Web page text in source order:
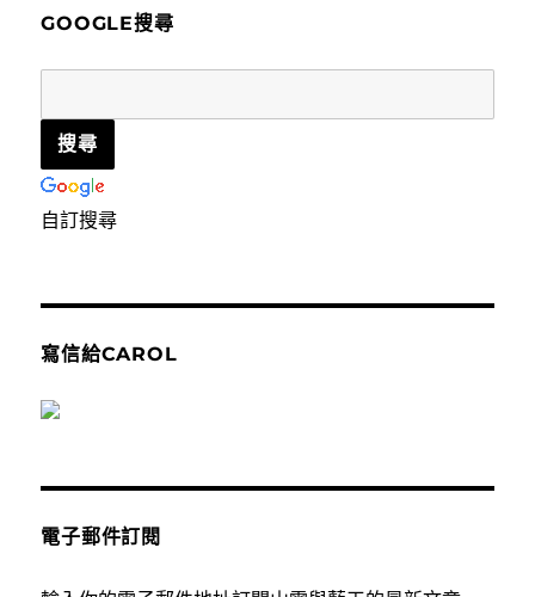
GOOGLE搜尋
自訂搜尋
寫信給CAROL
電子郵件訂閱